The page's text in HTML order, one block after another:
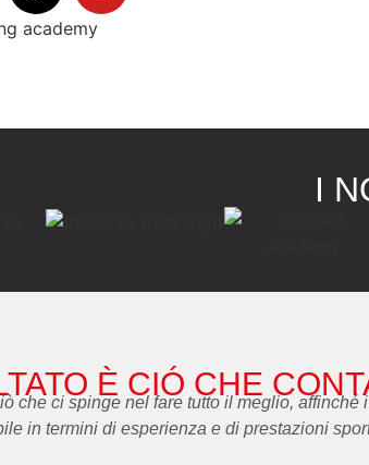
I
È CIÓ CHE
che ci spinge nel fare tutto il meglio, affinché
in termini di esperienza e di prestazioni